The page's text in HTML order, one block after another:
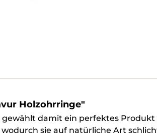
Holzohrringe"
damit ein perfektes
sie auf natürliche Art